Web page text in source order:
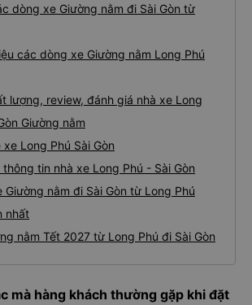
dòng xe Giường nằm đi Sài Gòn từ
các dòng xe Giường nằm Long Phú
lượng, review, đánh giá nhà xe Long
Giường nằm
xe Long Phú Sài Gòn
tin nhà xe Long Phú - Sài Gòn
Giường nằm đi Sài Gòn từ Long Phú
nhất
nằm Tết 2027 từ Long Phú đi Sài Gòn
mà hàng khách thường gặp khi đặt